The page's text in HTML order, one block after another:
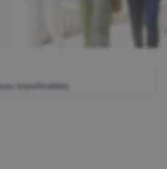
transferables